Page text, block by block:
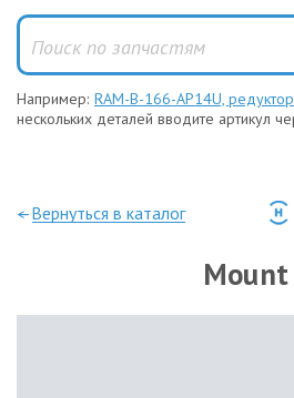
Например: RAM-B-166-AP14U,
нескольких деталей вводите артикул
—Вернуться в каталог
Mount